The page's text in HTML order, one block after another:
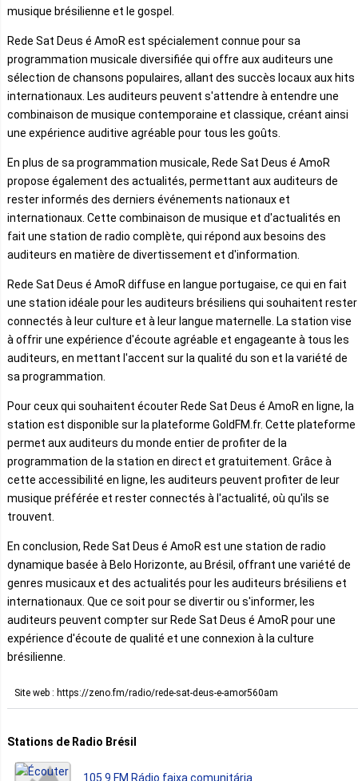
musique brésilienne et le gospel.
Rede Sat Deus é AmoR est spécialement connue pour sa
programmation musicale diversifiée qui offre aux auditeurs une
sélection de chansons populaires, allant des succès locaux aux hits
internationaux. Les auditeurs peuvent s'attendre à entendre une
combinaison de musique contemporaine et classique, créant ainsi
une expérience auditive agréable pour tous les goûts.
En plus de sa programmation musicale, Rede Sat Deus é AmoR
propose également des actualités, permettant aux auditeurs de
rester informés des derniers événements nationaux et
internationaux. Cette combinaison de musique et d'actualités en
fait une station de radio complète, qui répond aux besoins des
auditeurs en matière de divertissement et d'information.
Rede Sat Deus é AmoR diffuse en langue portugaise, ce qui en fait
une station idéale pour les auditeurs brésiliens qui souhaitent rester
connectés à leur culture et à leur langue maternelle. La station vise
à offrir une expérience d'écoute agréable et engageante à tous les
auditeurs, en mettant l'accent sur la qualité du son et la variété de
sa programmation.
Pour ceux qui souhaitent écouter Rede Sat Deus é AmoR en ligne, la
station est disponible sur la plateforme GoldFM.fr. Cette plateforme
permet aux auditeurs du monde entier de profiter de la
programmation de la station en direct et gratuitement. Grâce à
cette accessibilité en ligne, les auditeurs peuvent profiter de leur
musique préférée et rester connectés à l'actualité, où qu'ils se
trouvent.
En conclusion, Rede Sat Deus é AmoR est une station de radio
dynamique basée à Belo Horizonte, au Brésil, offrant une variété de
genres musicaux et des actualités pour les auditeurs brésiliens et
internationaux. Que ce soit pour se divertir ou s'informer, les
auditeurs peuvent compter sur Rede Sat Deus é AmoR pour une
expérience d'écoute de qualité et une connexion à la culture
brésilienne.
Site web : https://zeno.fm/radio/rede-sat-deus-e-amor560am
Stations de Radio Brésil
105.9 FM Rádio faixa comunitária